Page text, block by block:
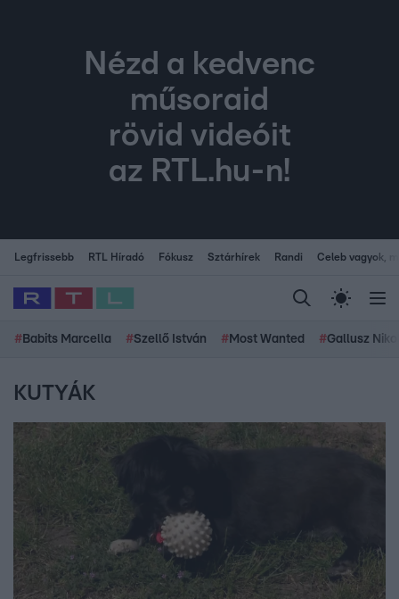
Nézd a kedvenc
műsoraid
rövid videóit
az RTL.hu-n!
Legfrissebb RTL Híradó Fókusz Sztárhírek Randi Celeb vagyok,
# Babits Marcella #Szellő István # Most Wanted #Gallusz
KUTYÁK